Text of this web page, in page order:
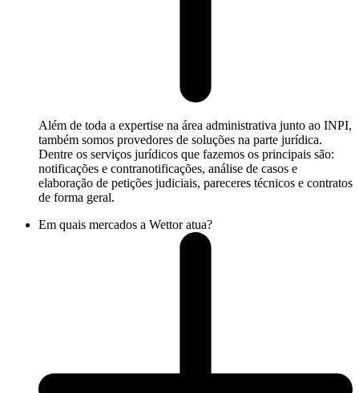
Além de toda a expertise na área administrativa junto ao INPI,
também somos provedores de soluções na parte jurídica.
Dentre os serviços jurídicos que fazemos os principais são:
notificações e contranotificações, análise de casos e
elaboração de petições judiciais, pareceres técnicos e contratos
de forma geral.
Em quais mercados a Wettor atua?